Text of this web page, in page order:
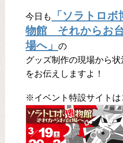
今日も
「ソラトロボ
物館 それからお
場へ」 の
グッズ制作の現場から状
をお伝えしますよ！
※イベント特設サイトは